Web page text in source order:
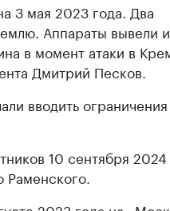
3 мая 2023 года. Два
Аппараты вывели
в момент атаки в
Дмитрий Песков.
вводить
10 сентября 2024
Раменского.